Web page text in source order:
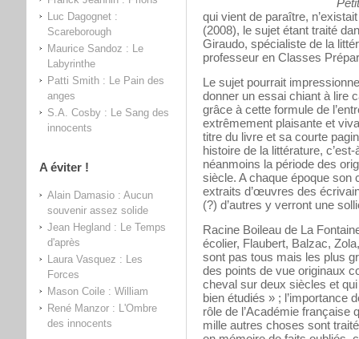
Luc Dagognet :
Scareborough
Maurice Sandoz : Le
Labyrinthe
Patti Smith : Le Pain des
anges
S.A. Cosby : Le Sang des
innocents
A éviter !
Alain Damasio : Aucun
souvenir assez solide
Jean Hegland : Le Temps
d'après
Laura Vasquez : Les
Forces
Mason Coile : William
René Manzor : L'Ombre
des innocents
qui vient de paraître,
(2008), le sujet étant traité
Giraudo, spécialiste de la
professeur en Classes
Le sujet pourrait
donner un essai chiant à lire
grâce à cette formule de
extrêmement plaisante et
titre du livre et sa courte
histoire de la littérature,
néanmoins la période des
siècle. A chaque époque son
extraits d’œuvres des
(?) d’autres y verront une
Racine Boileau de La
écolier, Flaubert, Balzac,
sont pas tous mais les plus
des points de vue originaux
cheval sur deux siècles et
bien étudiés » ; l’importance
rôle de l’Académie
mille autres choses sont